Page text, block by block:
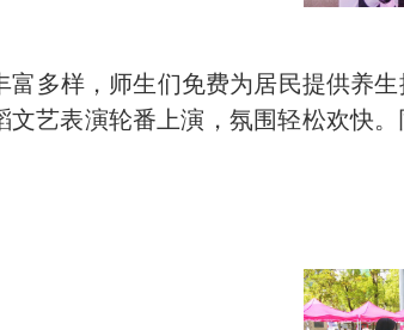
多样，师生们免费为居民提供养
文艺表演轮番上演，氛围轻松欢快